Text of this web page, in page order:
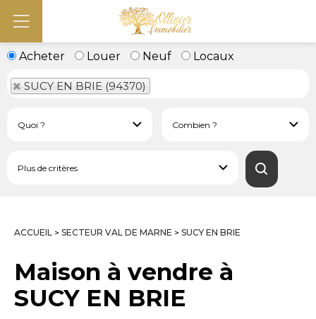
Acheter Louer Neuf Locaux
SUCY EN BRIE (94370)
ACCUEIL > SECTEUR VAL DE MARNE > SUCY EN BRIE
Maison à vendre à
SUCY EN BRIE